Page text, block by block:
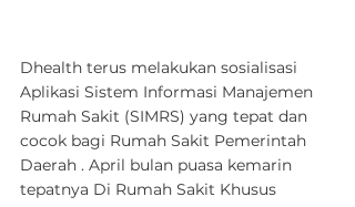
Dhealth terus melakukan sosialisasi
Aplikasi Sistem Informasi Manajemen
Rumah Sakit (SIMRS) yang tepat dan
cocok bagi Rumah Sakit Pemerintah
Daerah . April bulan puasa kemarin
tepatnya Di Rumah Sakit Khusus